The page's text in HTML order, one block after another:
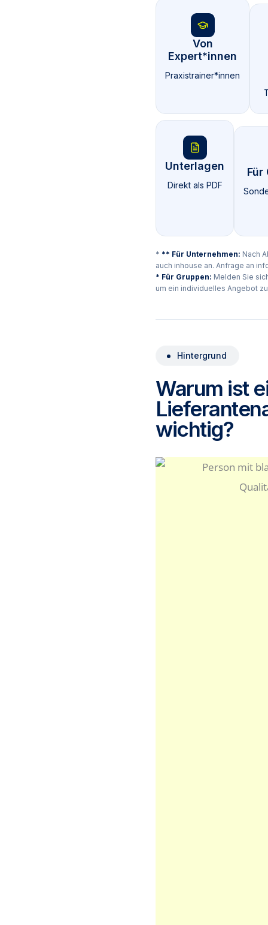
Von
Expert*innen
Praxistrainer*innen
Unterlagen
Direkt als PDF
Für
* ** Für Unternehmen: Nach
auch inhouse an. Anfrage an
* Für Gruppen: Melden Sie
um ein individuelles Angebot
Hintergrund
Warum ist
wichtig?